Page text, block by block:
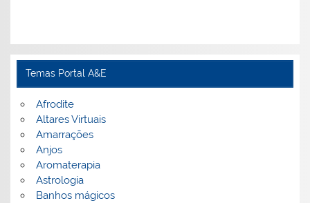
Temas Portal A&E
Afrodite
Altares Virtuais
Amarrações
Anjos
Aromaterapia
Astrologia
Banhos mágicos